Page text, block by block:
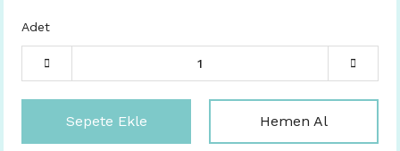
Adet
Sepete Ekle Hemen Al